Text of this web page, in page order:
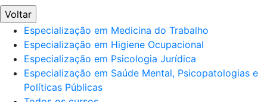
Voltar
Especialização em Medicina do Trabalho
Especialização em Higiene Ocupacional
Especialização em Psicologia Jurídica
Especialização em Saúde Mental, Psicopatologias e
Políticas Públicas